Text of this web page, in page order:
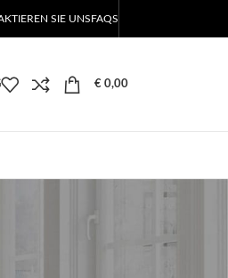
SIE UNSFAQS
€ 0,00